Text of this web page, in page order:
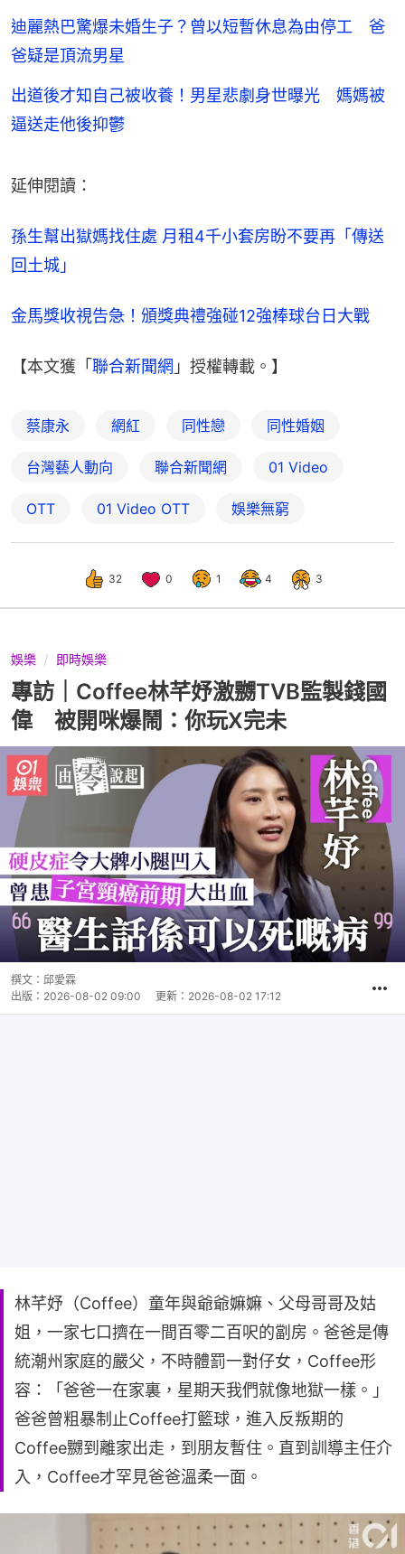
迪麗熱巴驚爆未婚生子？曾以短暫休息為由停工 爸
爸疑是頂流男星
出道後才知自己被收養！男星悲劇身世曝光 媽媽被
逼送走他後抑鬱
延伸閱讀：
孫生幫出獄媽找住處 月租4千小套房盼不要再「傳送
回土城」
金馬獎收視告急！頒獎典禮強碰12強棒球台日大戰
【本文獲「 聯合新聞網 」授權轉載。】
蔡康永 網紅 同性戀 同性婚姻
台灣藝人動向 聯合新聞網 01 Video
OTT 01‌ ‌Video‌ ‌OTT 娛樂無窮
32 0 1 4 3
娛樂 即時娛樂
專訪｜Coffee林芊妤激嬲TVB監製錢國
偉 被開咪爆鬧：你玩X完未
撰文： 邱愛霖
出版： 2026-08-02 09:00 更新： 2026-08-02 17:12
林芊妤（Coffee）童年與爺爺嫲嫲、父母哥哥及姑
姐，一家七口擠在一間百零二百呎的劏房。爸爸是傳
統潮州家庭的嚴父，不時體罰一對仔女，Coffee形
容：「爸爸一在家裏，星期天我們就像地獄一樣。」
爸爸曾粗暴制止Coffee打籃球，進入反叛期的
Coffee嬲到離家出走，到朋友暫住。直到訓導主任介
入，Coffee才罕見爸爸溫柔一面。